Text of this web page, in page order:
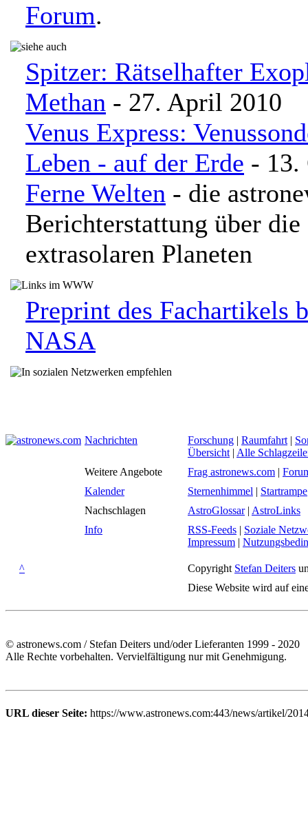
Forum.
Spitzer: Rätselhafter
Methan - 27. April 2010
Venus Express:
Leben - auf der Erde - 13.
Ferne Welten - die
Berichterstattung über die
extrasolaren Planeten
Preprint des Fachartikels
NASA
Nachrichten Forschung | Raumfahrt |
Übersicht | Alle
Weitere Angebote
Frag astronews.com |
Kalender
Sternenhimmel | Startrampe
Nachschlagen
AstroGlossar| AstroLinks
Info
RSS-Feeds | Soziale
Impressum |
^ Copyright Stefan Deiters
Diese Website wird auf
© astronews.com / Stefan Deiters und/oder Lieferanten 1999 - 2020
Alle Rechte vorbehalten. Vervielfältigung nur mit Genehmigung.
URL dieser Seite: https://www.astronews.com:443/news/artikel/